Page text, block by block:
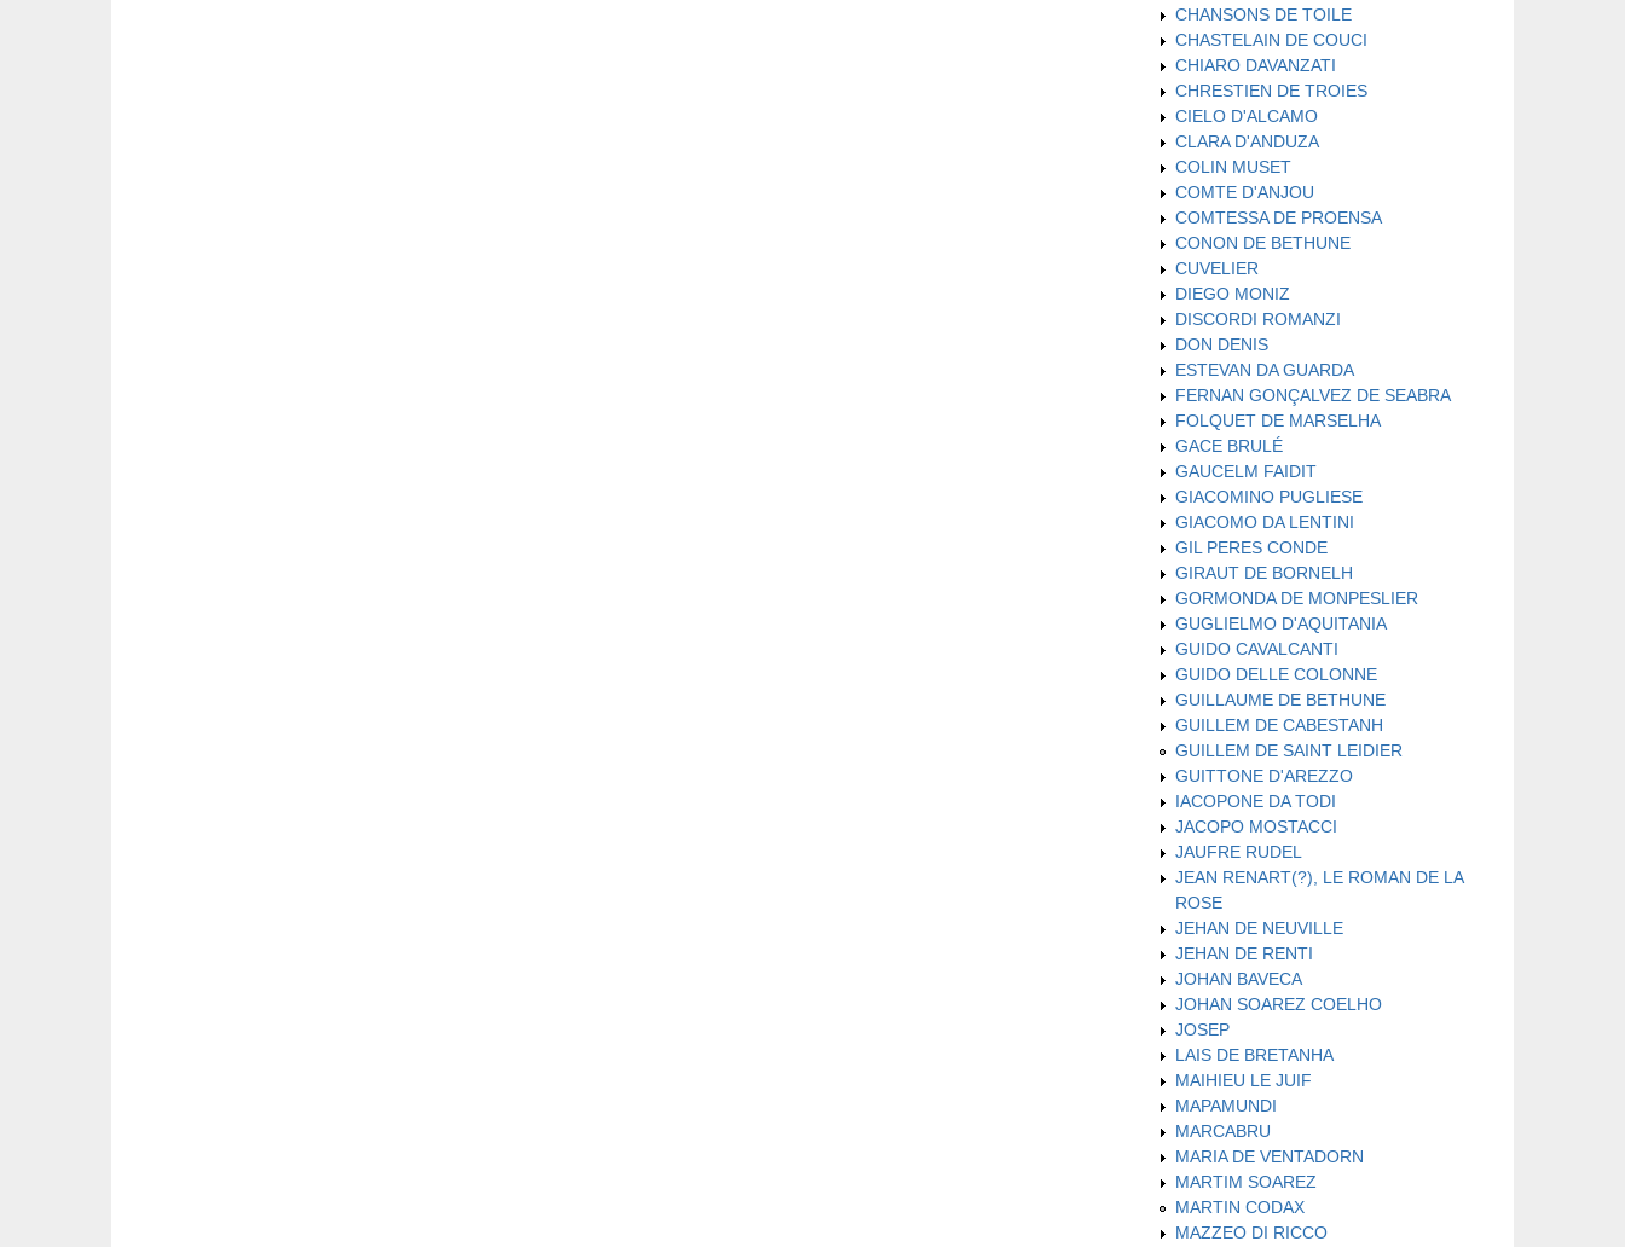
CHANSONS DE TOILE
CHASTELAIN DE COUCI
CHIARO DAVANZATI
CHRESTIEN DE TROIES
CIELO D'ALCAMO
CLARA D'ANDUZA
COLIN MUSET
COMTE D'ANJOU
COMTESSA DE PROENSA
CONON DE BETHUNE
CUVELIER
DIEGO MONIZ
DISCORDI ROMANZI
DON DENIS
ESTEVAN DA GUARDA
FERNAN GONÇALVEZ DE SEABRA
FOLQUET DE MARSELHA
GACE BRULÉ
GAUCELM FAIDIT
GIACOMINO PUGLIESE
GIACOMO DA LENTINI
GIL PERES CONDE
GIRAUT DE BORNELH
GORMONDA DE MONPESLIER
GUGLIELMO D'AQUITANIA
GUIDO CAVALCANTI
GUIDO DELLE COLONNE
GUILLAUME DE BETHUNE
GUILLEM DE CABESTANH
GUILLEM DE SAINT LEIDIER
GUITTONE D'AREZZO
IACOPONE DA TODI
JACOPO MOSTACCI
JAUFRE RUDEL
JEAN RENART(?), LE ROMAN DE LA
ROSE
JEHAN DE NEUVILLE
JEHAN DE RENTI
JOHAN BAVECA
JOHAN SOAREZ COELHO
JOSEP
LAIS DE BRETANHA
MAIHIEU LE JUIF
MAPAMUNDI
MARCABRU
MARIA DE VENTADORN
MARTIM SOAREZ
MARTIN CODAX
MAZZEO DI RICCO